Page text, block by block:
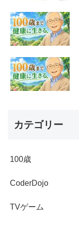
カテゴリー
100歳
CoderDojo
TVゲーム